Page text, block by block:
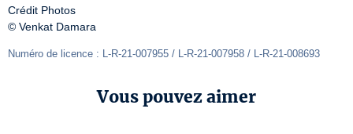
Crédit Photos
© Venkat Damara
Numéro de licence : L-R-21-007955 / L-R-21-007958 / L-R-21-008693
Vous pouvez aimer